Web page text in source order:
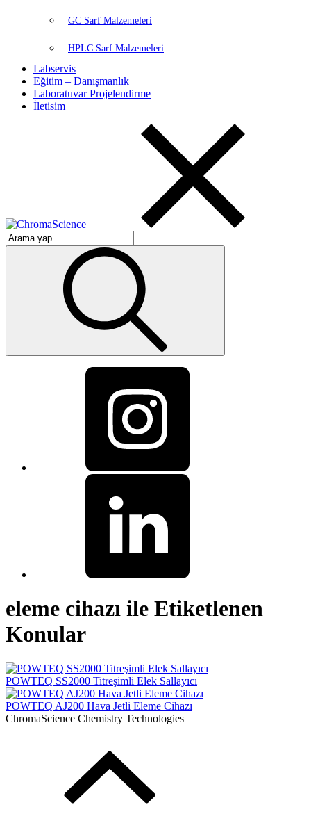
GC Sarf Malzemeleri
HPLC Sarf Malzemeleri
Labservis
Eğitim – Danışmanlık
Laboratuvar Projelendirme
İletisim
eleme cihazı ile Etiketlenen
Konular
POWTEQ SS2000 Titreşimli Elek Sallayıcı
POWTEQ AJ200 Hava Jetli Eleme Cihazı
ChromaScience Chemistry Technologies